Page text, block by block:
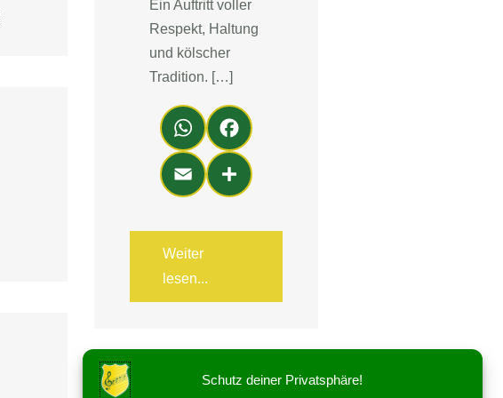
Schutz deiner Privatsphäre!
Ein Auftritt voller
Respekt, Haltung
und kölscher
Tradition. […]
Wh
ats
Ap
p
Fa
ce
bo
ok
Em
ail
Teil
en
Weiter
lesen...